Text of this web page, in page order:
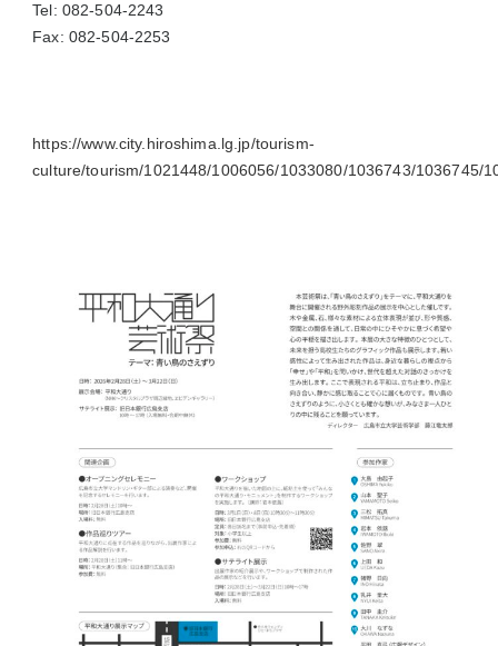
Tel: 082-504-2243
Fax: 082-504-2253
https://www.city.hiroshima.lg.jp/tourism-
culture/tourism/1021448/1006056/1033080/1036743/1036745/